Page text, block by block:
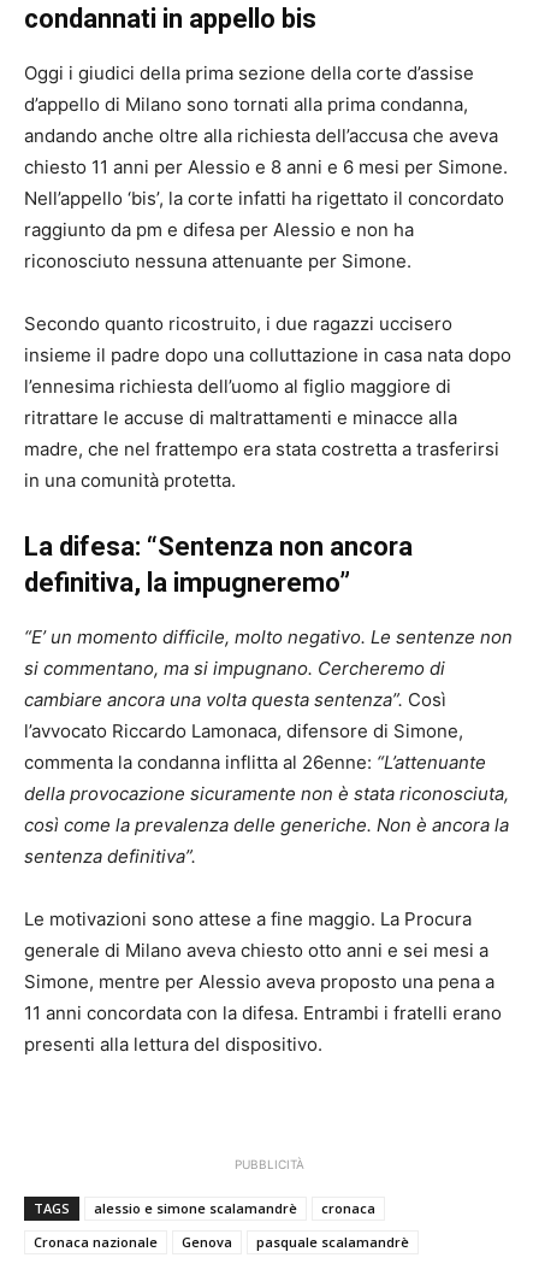
condannati in appello bis
Oggi i giudici della prima sezione della corte d’assise
d’appello di Milano sono tornati alla prima condanna,
andando anche oltre alla richiesta dell’accusa che aveva
chiesto 11 anni per Alessio e 8 anni e 6 mesi per Simone.
Nell’appello ‘bis’, la corte infatti ha rigettato il concordato
raggiunto da pm e difesa per Alessio e non ha
riconosciuto nessuna attenuante per Simone.
Secondo quanto ricostruito, i due ragazzi uccisero
insieme il padre dopo una colluttazione in casa nata dopo
l’ennesima richiesta dell’uomo al figlio maggiore di
ritrattare le accuse di maltrattamenti e minacce alla
madre, che nel frattempo era stata costretta a trasferirsi
in una comunità protetta.
La difesa: “Sentenza non ancora
definitiva, la impugneremo”
“E’ un momento difficile, molto negativo. Le sentenze non
si commentano, ma si impugnano. Cercheremo di
cambiare ancora una volta questa sentenza”. Così
l’avvocato Riccardo Lamonaca, difensore di Simone,
commenta la condanna inflitta al 26enne: “L’attenuante
della provocazione sicuramente non è stata riconosciuta,
così come la prevalenza delle generiche. Non è ancora la
sentenza definitiva”.
Le motivazioni sono attese a fine maggio. La Procura
generale di Milano aveva chiesto otto anni e sei mesi a
Simone, mentre per Alessio aveva proposto una pena a
11 anni concordata con la difesa. Entrambi i fratelli erano
presenti alla lettura del dispositivo.
PUBBLICITÀ
TAGS alessio e simone scalamandrè
cronaca
Cronaca nazionale
Genova pasquale scalamandrè